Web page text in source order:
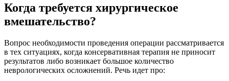
Когда требуется хирургическое
вмешательство?
Вопрос необходимости проведения операции рассматривается
в тех ситуациях, когда консервативная терапия не приносит
результатов либо возникает большое количество
неврологических осложнений. Речь идет про: